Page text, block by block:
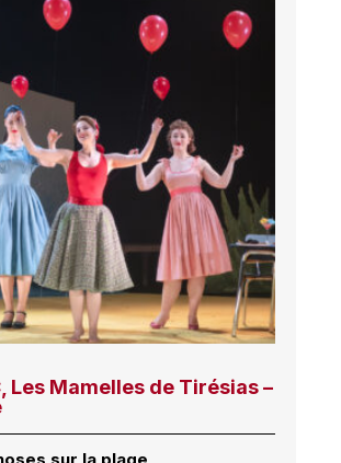
Les Mamelles de Tirésias –
sur la plage